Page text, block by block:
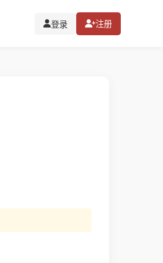
登录 注册